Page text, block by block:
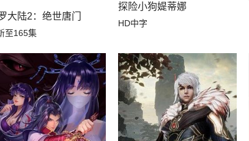
大陆2：绝世唐门
至165集
探险小狗媞蒂娜
HD中字